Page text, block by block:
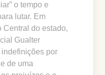
o tempo e
lutar. Em
Central do estado,
Gualter
por
de uma